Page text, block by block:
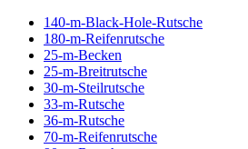
140-m-Black-Hole-Rutsche
180-m-Reifenrutsche
25-m-Becken
25-m-Breitrutsche
30-m-Steilrutsche
33-m-Rutsche
36-m-Rutsche
70-m-Reifenrutsche